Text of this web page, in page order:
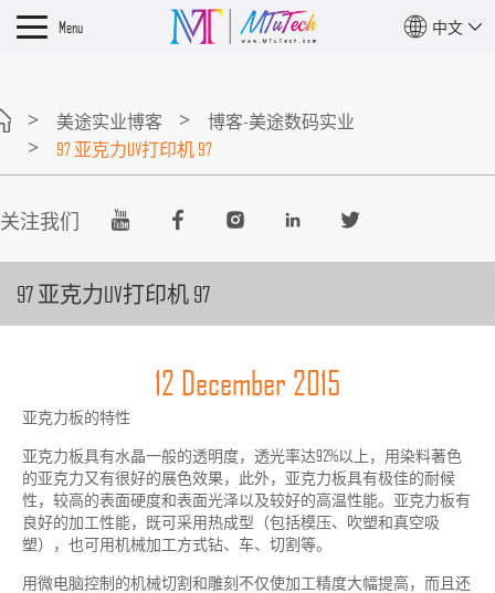
Menu 中文
美途实业博客
博客-美途数码实业
97 亚克力UV打印机 97
关注我们
97 亚克力UV打印机 97
12 December 2015
亚克力板的特性
亚克力板具有水晶一般的透明度，透光率达92%以上，用染料著色
的亚克力又有很好的展色效果，此外，亚克力板具有极佳的耐候
性，较高的表面硬度和表面光泽以及较好的高温性能。亚克力板有
良好的加工性能，既可采用热成型（包括模压、吹塑和真空吸
塑），也可用机械加工方式钻、车、切割等。
用微电脑控制的机械切割和雕刻不仅使加工精度大幅提高，而且还